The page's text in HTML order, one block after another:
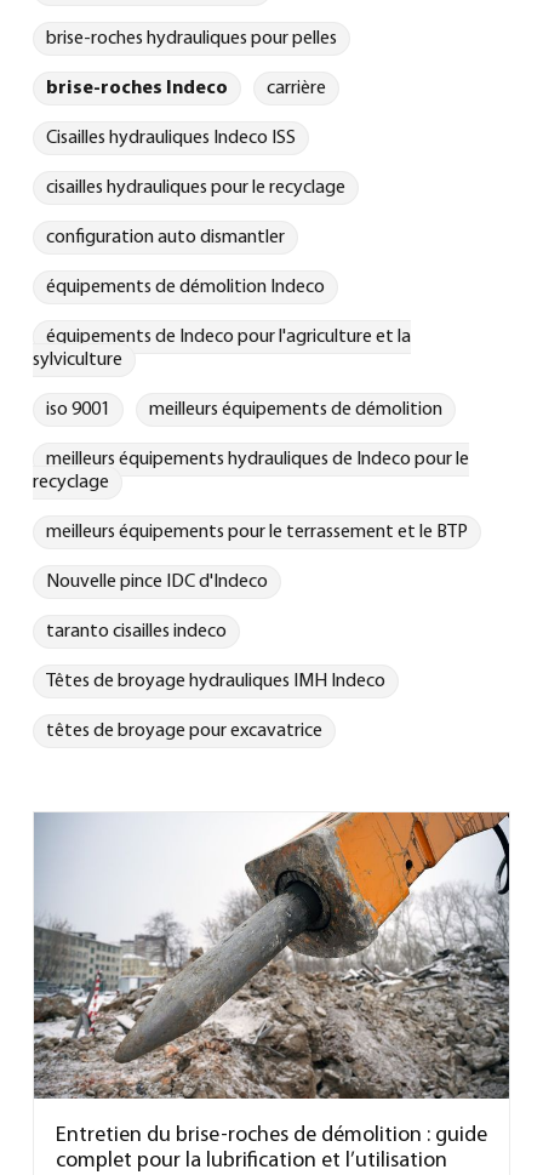
brise-roches hydrauliques pour pelles
brise-roches Indeco carrière
Cisailles hydrauliques Indeco ISS
cisailles hydrauliques pour le recyclage
configuration auto dismantler
équipements de démolition Indeco
équipements de Indeco pour l'agriculture et la
sylviculture
iso 9001 meilleurs équipements de démolition
meilleurs équipements hydrauliques de Indeco pour le
recyclage
meilleurs équipements pour le terrassement et le BTP
Nouvelle pince IDC d'Indeco
taranto cisailles indeco
Têtes de broyage hydrauliques IMH Indeco
têtes de broyage pour excavatrice
Entretien du brise-roches de démolition : guide
complet pour la lubrification et l’utilisation